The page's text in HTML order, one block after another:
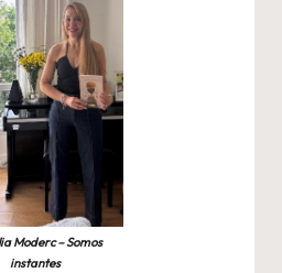
Moderc – Somos
instantes